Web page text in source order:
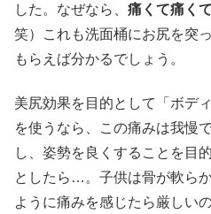
した。なぜなら、 痛くて痛く
笑）これも洗面桶にお尻を突
もらえば分かるでしょう。
美尻効果を目的として「ボデ
を使うなら、この痛みは我慢
し、姿勢を良くすることを目
としたら…。子供は骨が軟ら
ように痛みを感じたら厳しい